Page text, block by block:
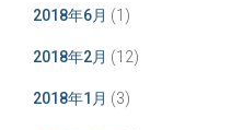
2018年6月 (1)
2018年2月 (12)
2018年1月 (3)